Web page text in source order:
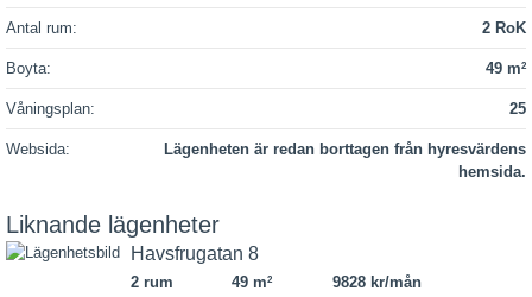
Antal rum: 2 RoK
Boyta: 49 m2
Våningsplan: 25
Websida:
Lägenheten är redan borttagen från hyresvärdens
hemsida.
Liknande lägenheter
Havsfrugatan 8
2 rum 49 m2
9828 kr/mån